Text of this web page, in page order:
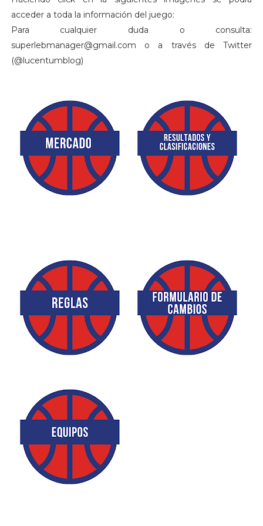
acceder a toda la información del juego:
Para cualquier duda o consulta:
superlebmanager@gmail.com o a través de Twitter
(@lucentumblog)